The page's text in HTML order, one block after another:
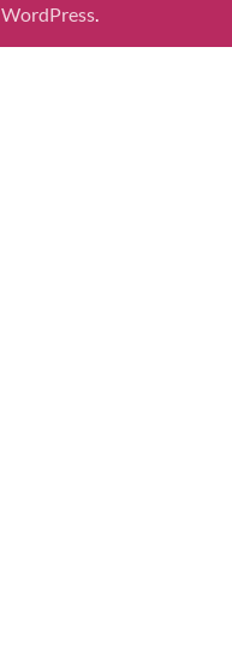
WordPress.